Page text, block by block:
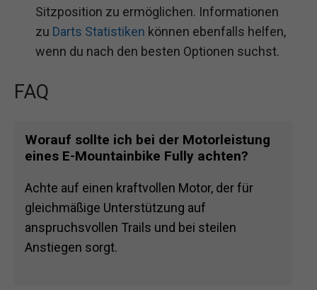
Sitzposition zu ermöglichen. Informationen
zu Darts Statistiken können ebenfalls helfen,
wenn du nach den besten Optionen suchst.
FAQ
Worauf sollte ich bei der Motorleistung
eines E-Mountainbike Fully achten?
Achte auf einen kraftvollen Motor, der für
gleichmäßige Unterstützung auf
anspruchsvollen Trails und bei steilen
Anstiegen sorgt.